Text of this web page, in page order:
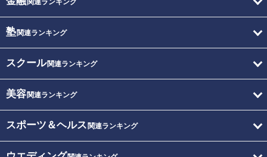
関連ランキング
塾関連ランキング
スクール関連ランキング
美容関連ランキング
スポーツ＆ヘルス 関連ランキング